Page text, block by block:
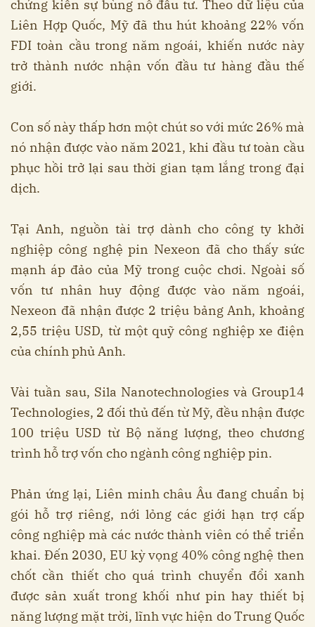
chứng kiến sự bùng nổ đầu tư. Theo dữ liệu của
Liên Hợp Quốc, Mỹ đã thu hút khoảng 22% vốn
FDI toàn cầu trong năm ngoái, khiến nước này
trở thành nước nhận vốn đầu tư hàng đầu thế
giới.
Con số này thấp hơn một chút so với mức 26% mà
nó nhận được vào năm 2021, khi đầu tư toàn cầu
phục hồi trở lại sau thời gian tạm lắng trong đại
dịch.
Tại Anh, nguồn tài trợ dành cho công ty khởi
nghiệp công nghệ pin Nexeon đã cho thấy sức
mạnh áp đảo của Mỹ trong cuộc chơi. Ngoài số
vốn tư nhân huy động được vào năm ngoái,
Nexeon đã nhận được 2 triệu bảng Anh, khoảng
2,55 triệu USD, từ một quỹ công nghiệp xe điện
của chính phủ Anh.
Vài tuần sau, Sila Nanotechnologies và Group14
Technologies, 2 đối thủ đến từ Mỹ, đều nhận được
100 triệu USD từ Bộ năng lượng, theo chương
trình hỗ trợ vốn cho ngành công nghiệp pin.
Phản ứng lại, Liên minh châu Âu đang chuẩn bị
gói hỗ trợ riêng, nới lỏng các giới hạn trợ cấp
công nghiệp mà các nước thành viên có thể triển
khai. Đến 2030, EU kỳ vọng 40% công nghệ then
chốt cần thiết cho quá trình chuyển đổi xanh
được sản xuất trong khối như pin hay thiết bị
năng lượng mặt trời, lĩnh vực hiện do Trung Quốc